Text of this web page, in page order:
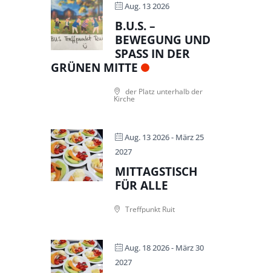
Aug. 13 2026
B.U.S. –
BEWEGUNG UND
SPASS IN DER G
RÜNEN MITTE
der Platz unterhalb der
Kirche
Aug. 13 2026- März 25
2027
MITTAGSTISCH
FÜR ALLE
Treffpunkt Ruit
Aug. 18 2026- März 30
2027